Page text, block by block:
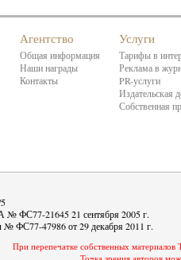
Агентство
Общая информация
Наши награды
Контакты
Услуги
Тарифы в
Реклама в
PR-услуги
Издательская
Собственная
№ ФС77-21645 21 сентября 2005 г.
№ ФС77-47986 от 29 декабря 2011 г.
При перепечатке собственных